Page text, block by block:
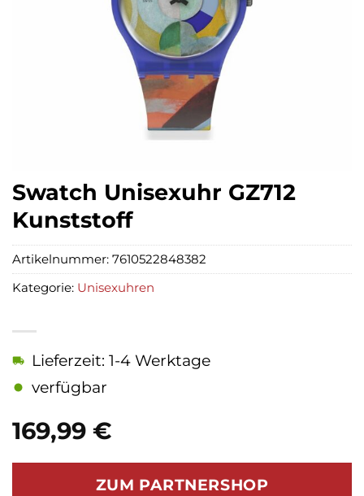
Swatch Unisexuhr GZ712
Kunststoff
169,99 €
Lieferzeit: 1-4 Werktage
verfügbar
ZUM PARTNERSHOP
Artikelnummer: 7610522848382
Kategorie: Unisexuhren